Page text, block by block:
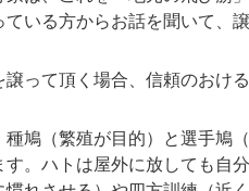
いる方からお話を聞いて、
譲って頂く場合、信頼のおけ
種鳩（繁殖が目的）と選手鳩
す。ハトは屋外に放しても自